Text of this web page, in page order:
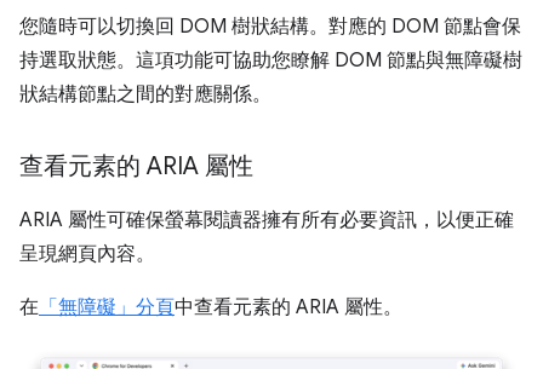
您隨時可以切換回 DOM 樹狀結構。對應的 DOM 節點會保
持選取狀態。這項功能可協助您瞭解 DOM 節點與無障礙樹
狀結構節點之間的對應關係。
查看元素的 ARIA 屬性
ARIA 屬性可確保螢幕閱讀器擁有所有必要資訊，以便正確
呈現網頁內容。
在 「無障礙」分頁中查看元素的 ARIA 屬性。